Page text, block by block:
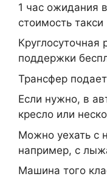
1 час ожидания
стоимость такси
Круглосуточная
поддержки
Трансфер
Если нужно, в
кресло или
Можно уехать с
например, с
Машина того